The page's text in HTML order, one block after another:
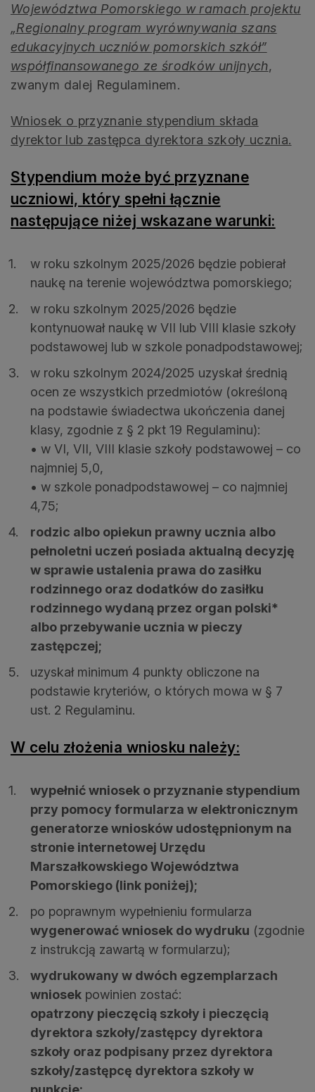
Województwa Pomorskiego w ramach projektu
„Regionalny program wyrównywania szans
edukacyjnych uczniów pomorskich szkół”
współfinansowanego ze środków unijnych,
zwanym dalej Regulaminem.
Wniosek o przyznanie stypendium składa
dyrektor lub zastępca dyrektora szkoły ucznia.
Stypendium może być przyznane
uczniowi, który spełni łącznie
następujące niżej wskazane warunki:
w roku szkolnym 2025/2026 będzie pobierał
naukę na terenie województwa pomorskiego;
w roku szkolnym 2025/2026 będzie
kontynuował naukę w VII lub VIII klasie szkoły
podstawowej lub w szkole ponadpodstawowej;
w roku szkolnym 2024/2025 uzyskał średnią
ocen ze wszystkich przedmiotów (określoną
na podstawie świadectwa ukończenia danej
klasy, zgodnie z § 2 pkt 19 Regulaminu):
• w VI, VII, VIII klasie szkoły podstawowej – co
najmniej 5,0,
• w szkole ponadpodstawowej – co najmniej
4,75;
rodzic albo opiekun prawny ucznia albo
pełnoletni uczeń posiada aktualną decyzję
w sprawie ustalenia prawa do zasiłku
rodzinnego oraz dodatków do zasiłku
rodzinnego wydaną przez organ polski*
albo przebywanie ucznia w pieczy
zastępczej;
uzyskał minimum 4 punkty obliczone na
podstawie kryteriów, o których mowa w § 7
ust. 2 Regulaminu.
W celu złożenia wniosku należy:
wypełnić wniosek o przyznanie stypendium
przy pomocy formularza w elektronicznym
generatorze wniosków udostępnionym na
stronie internetowej Urzędu
Marszałkowskiego Województwa
Pomorskiego (link poniżej);
po poprawnym wypełnieniu formularza
wygenerować wniosek do wydruku (zgodnie
z instrukcją zawartą w formularzu);
wydrukowany w dwóch egzemplarzach
wniosek powinien zostać:
opatrzony pieczęcią szkoły i pieczęcią
dyrektora szkoły/zastępcy dyrektora
szkoły oraz podpisany przez dyrektora
szkoły/zastępcę dyrektora szkoły w